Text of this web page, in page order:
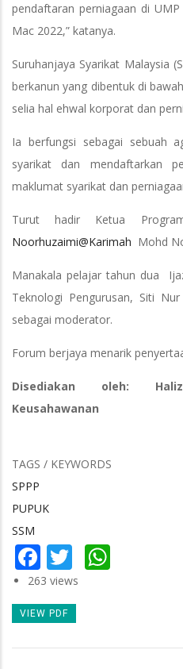
pendaftaran perniagaan di
Mac 2022,” katanya.
Suruhanjaya Syarikat Malaysia
berkanun yang dibentuk di
selia hal ehwal korporat dan
Ia berfungsi sebagai sebuah
syarikat dan mendaftarkan
maklumat syarikat dan
Turut hadir Ketua
Noorhuzaimi@Karimah Mohd
Manakala pelajar tahun dua
Teknologi Pengurusan, Siti
sebagai moderator.
Forum berjaya menarik
Disediakan oleh:
Keusahawanan
TAGS / KEYWORDS
SPPP
PUPUK
SSM
Facebook
Twitter
263 views
VIEW PDF